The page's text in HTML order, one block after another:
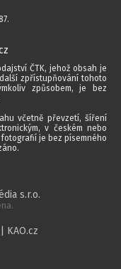
ČTK, jehož obsah je
zpřístupňování tohoto
způsobem, je bez
včetně převzetí, šíření
v českém nebo
je bez písemného
s.r.o.
KAO.cz